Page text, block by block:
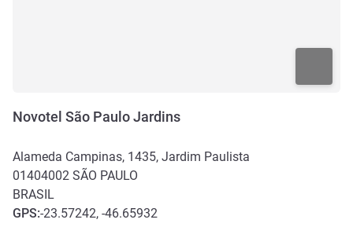
Novotel São Paulo Jardins
Alameda Campinas, 1435, Jardim Paulista
01404002 SÃO PAULO
BRASIL
GPS:-23.57242, -46.65932